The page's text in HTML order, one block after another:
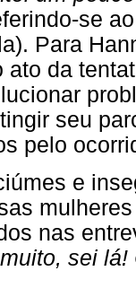
se
Para
ato da
seu
pelo
e
nas
sei